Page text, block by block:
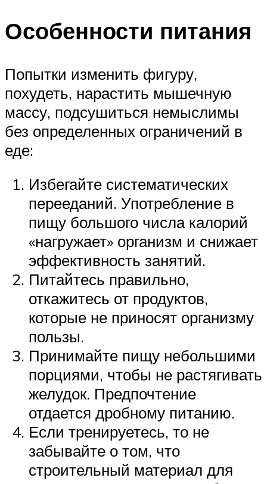
Особенности питания
Попытки изменить фигуру,
похудеть, нарастить мышечную
массу, подсушиться немыслимы
без определенных ограничений в
еде:
Избегайте систематических
перееданий. Употребление в
пищу большого числа калорий
«нагружает» организм и снижает
эффективность занятий.
Питайтесь правильно,
откажитесь от продуктов,
которые не приносят организму
пользы.
Принимайте пищу небольшими
порциями, чтобы не растягивать
желудок. Предпочтение
отдается дробному питанию.
Если тренируетесь, то не
забывайте о том, что
строительный материал для